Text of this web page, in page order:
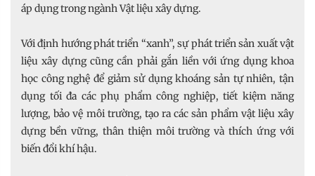
áp dụng trong ngành Vật liệu xây dựng.
Với định hướng phát triển “xanh”, sự phát triển sản xuất vật
liệu xây dựng cũng cần phải gắn liền với ứng dụng khoa
học công nghệ để giảm sử dụng khoáng sản tự nhiên, tận
dụng tối đa các phụ phẩm công nghiệp, tiết kiệm năng
lượng, bảo vệ môi trường, tạo ra các sản phẩm vật liệu xây
dựng bền vững, thân thiện môi trường và thích ứng với
biến đổi khí hậu.